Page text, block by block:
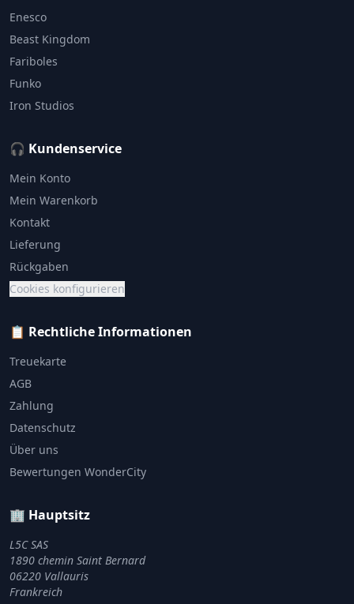
Enesco
Beast Kingdom
Fariboles
Funko
Iron Studios
🎧 Kundenservice
Mein Konto
Mein Warenkorb
Kontakt
Lieferung
Rückgaben
Cookies konfigurieren
📋 Rechtliche Informationen
Treuekarte
AGB
Zahlung
Datenschutz
Über uns
Bewertungen WonderCity
🏢 Hauptsitz
L5C SAS
1890 chemin Saint Bernard
06220 Vallauris
Frankreich